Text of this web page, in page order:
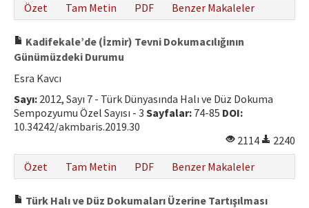
Özet
Tam Metin PDF Benzer Makaleler
Kadifekale’de (İzmir) Tevni Dokumacılığının
Günümüzdeki Durumu
Esra Kavcı
Sayı: 2012, Sayı 7 - Türk Dünyasında Halı ve Düz Dokuma
Sempozyumu Özel Sayısı - 3 Sayfalar: 74-85 DOI:
10.34242/akmbaris.2019.30
2114
2240
Özet
Tam Metin PDF Benzer Makaleler
Türk Halı ve Düz Dokumaları Üzerine Tartışılması